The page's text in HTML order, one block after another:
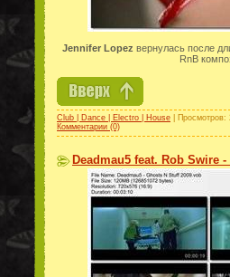
Jennifer Lopez вернулась после
RnB
Club | Dance | Electro | House |
Комментарии (0)
Deadmau5 feat. Rob Swire -